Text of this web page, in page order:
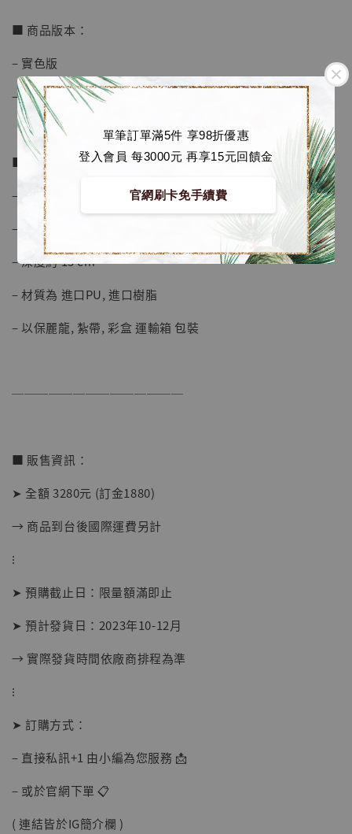
單筆訂單滿5件 享98折優惠
登入會員 每3000元 再享15元回饋金
官網刷卡免手續費
加購優惠【海賊王 布魯克達摩 [7STARS Studio]】
NT$ 1,500
■ 商品版本：
– 實色版
– 透明版
■ 商品資訊：
– 高度約 27 cm
– 寬度約 26 cm
– 深度約 15 cm
– 材質為 進口PU, 進口樹脂
– 以保麗龍, 紮帶, 彩盒 運輸箱 包裝
──────────────
■ 販售資訊：
➤ 全額 3280元 (訂金1880)
→ 商品到台後國際運費另計
⁝
➤ 預購截止日：限量額滿即止
➤ 預計發貨日：2023年10-12月
→ 實際發貨時間依廠商排程為準
⁝
➤ 訂購方式：
– 直接私訊+1 由小編為您服務 📩
– 或於官網下單 📋
( 連結皆於IG簡介欄 )